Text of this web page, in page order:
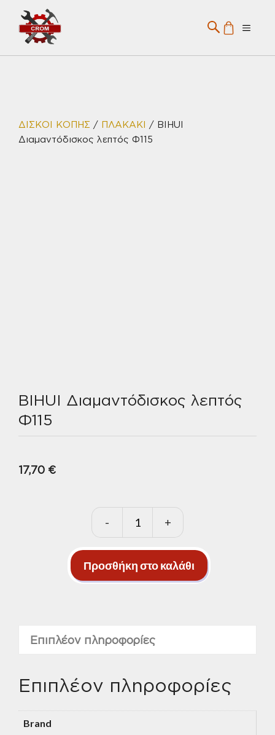
Μετάβαση
περιεχόμενο
Menu
ΔΙΣΚΟΙ ΚΟΠΗΣ / ΠΛΑΚΑΚΙ / BIHUI
Διαμαντόδισκος λεπτός Φ115
BIHUI Διαμαντόδισκος λεπτός
Φ115
17,70 €
-
BIHUI
Διαμαντόδισκος
λεπτός
Φ115
+
Προσθήκη στο καλάθι
Επιπλέον πληροφορίες
Επιπλέον πληροφορίες
Brand